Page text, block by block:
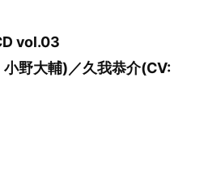
vol.03
野大輔)／久我恭介(CV: